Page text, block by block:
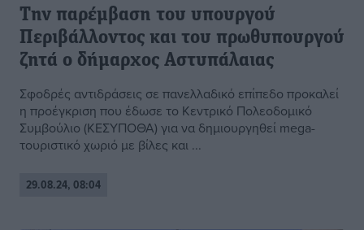
Την παρέμβαση του υπουργού
Περιβάλλοντος και του πρωθυπουργού
ζητά ο δήμαρχος Αστυπάλαιας
Σφοδρές αντιδράσεις σε πανελλαδικό επίπεδο προκαλεί
η προέγκριση που έδωσε το Κεντρικό Πολεοδομικό
Συμβούλιο (ΚΕΣΥΠΟΘΑ) για να δημιουργηθεί mega-
τουριστικό χωριό με βίλες και ...
29.08.24, 08:04